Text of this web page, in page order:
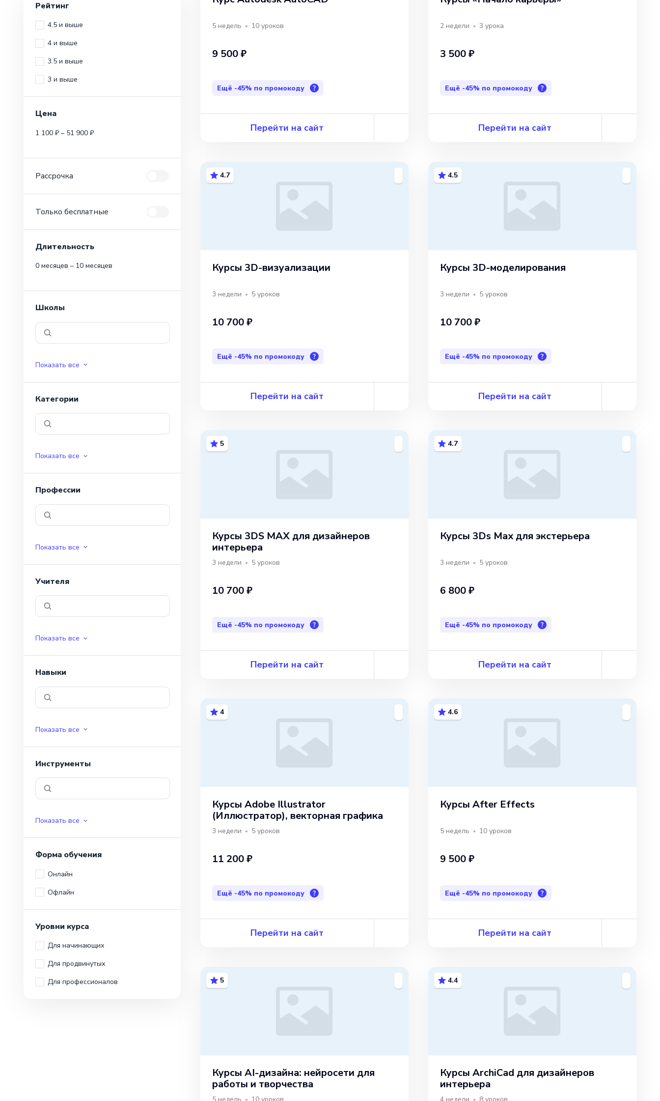
5 недель 10 уроков
9 500 ₽
Ещё -45% по промокоду ?
Перейти на сайт
2 недели 3 урока
3 500 ₽
Ещё -45% по промокоду ?
Перейти на сайт
4.7
Курсы 3D-визуализации
3 недели 5 уроков
10 700 ₽
Ещё -45% по промокоду ?
Перейти на сайт
4.5
Курсы 3D-моделирования
3 недели 5 уроков
10 700 ₽
Ещё -45% по промокоду ?
Перейти на сайт
5
Курсы 3DS MAX для дизайнеров
интерьера
3 недели 5 уроков
10 700 ₽
Ещё -45% по промокоду ?
Перейти на сайт
4.7
Курсы 3Ds Max для экстерьера
3 недели 5 уроков
6 800 ₽
Ещё -45% по промокоду ?
Перейти на сайт
4
Курсы Adobe Illustrator
(Иллюстратор), векторная графика
3 недели 5 уроков
11 200 ₽
Ещё -45% по промокоду ?
Перейти на сайт
4.6
Курсы After Effects
5 недель 10 уроков
9 500 ₽
Ещё -45% по промокоду ?
Перейти на сайт
5
Курсы AI-дизайна: нейросети для
работы и творчества
4.4
Курсы ArchiCad для дизайнеров
интерьера
Рейтинг
4.5 и выше
4 и выше
3.5 и выше
3 и выше
Цена
1 100 ₽ – 51 900 ₽
Рассрочка
Только бесплатные
Длительность
0 месяцев – 10 месяцев
Школы
Показать все
Категории
Показать все
Профессии
Показать все
Учителя
Показать все
Навыки
Показать все
Инструменты
Показать все
Форма обучения
Онлайн
Офлайн
Уровни курса
Для начинающих
Для продвинутых
Для профессионалов